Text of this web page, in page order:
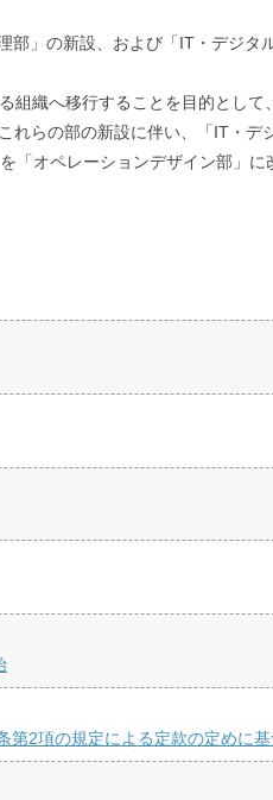
部」の新設、および「IT・デジタ
組織へ移行することを目的として
らの部の新設に伴い、「IT・デ
オペレーションデザイン部」に
2項の規定による定款の定めに基